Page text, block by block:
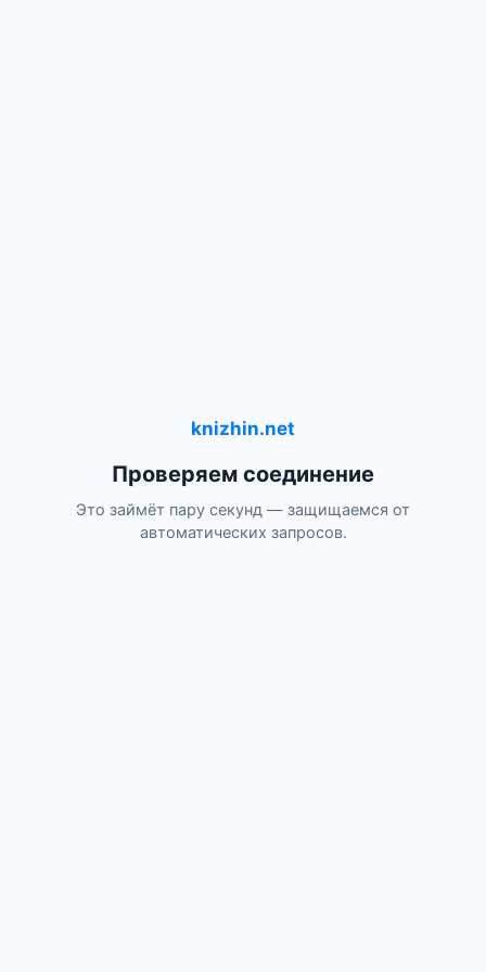
knizhin.net
Проверяем соединение
Это займёт пару секунд — защищаемся от
автоматических запросов.